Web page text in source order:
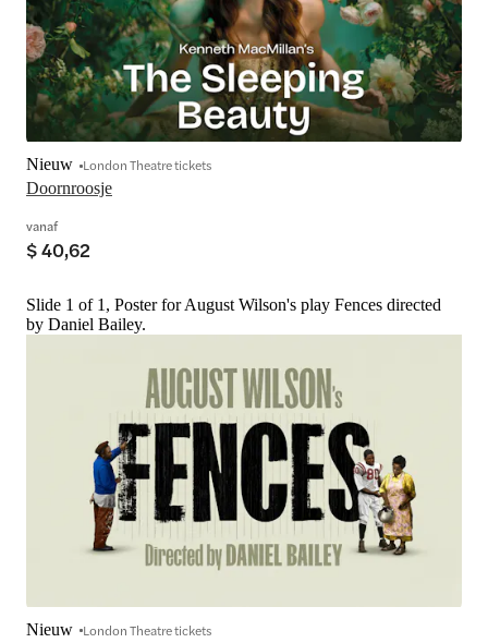
Doornroosje
Nieuw London Theatre tickets
vanaf
$ 40,62
Slide 1 of 1, Poster for August Wilson's play Fences directed
by Daniel Bailey.
Nieuw London Theatre tickets